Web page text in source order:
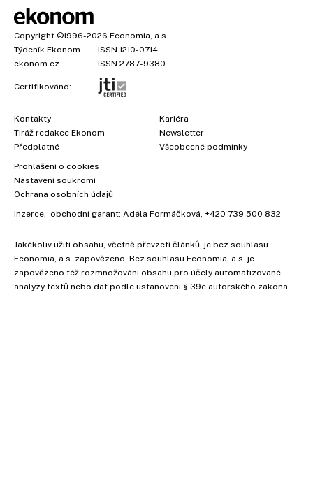
Copyright ©1996-2026 Economia, a.s.
Týdeník Ekonom
ISSN 1210-0714
ekonom.cz
ISSN 2787-9380
Certifikováno:
Kontakty
Tiráž redakce Ekonom
Předplatné
Kariéra
Newsletter
Všeobecné podmínky
Prohlášení o cookies
Nastavení soukromí
Ochrana osobních údajů
Inzerce , obchodní garant: Adéla Formáčková +420 739 500 832
Jakékoliv užití obsahu, včetně převzetí článků, je bez souhlasu
Economia, a.s. zapovězeno. Bez souhlasu Economia, a.s. je
zapovězeno též rozmnožování obsahu pro účely automatizované
analýzy textů nebo dat podle ustanovení § 39c autorského zákona.